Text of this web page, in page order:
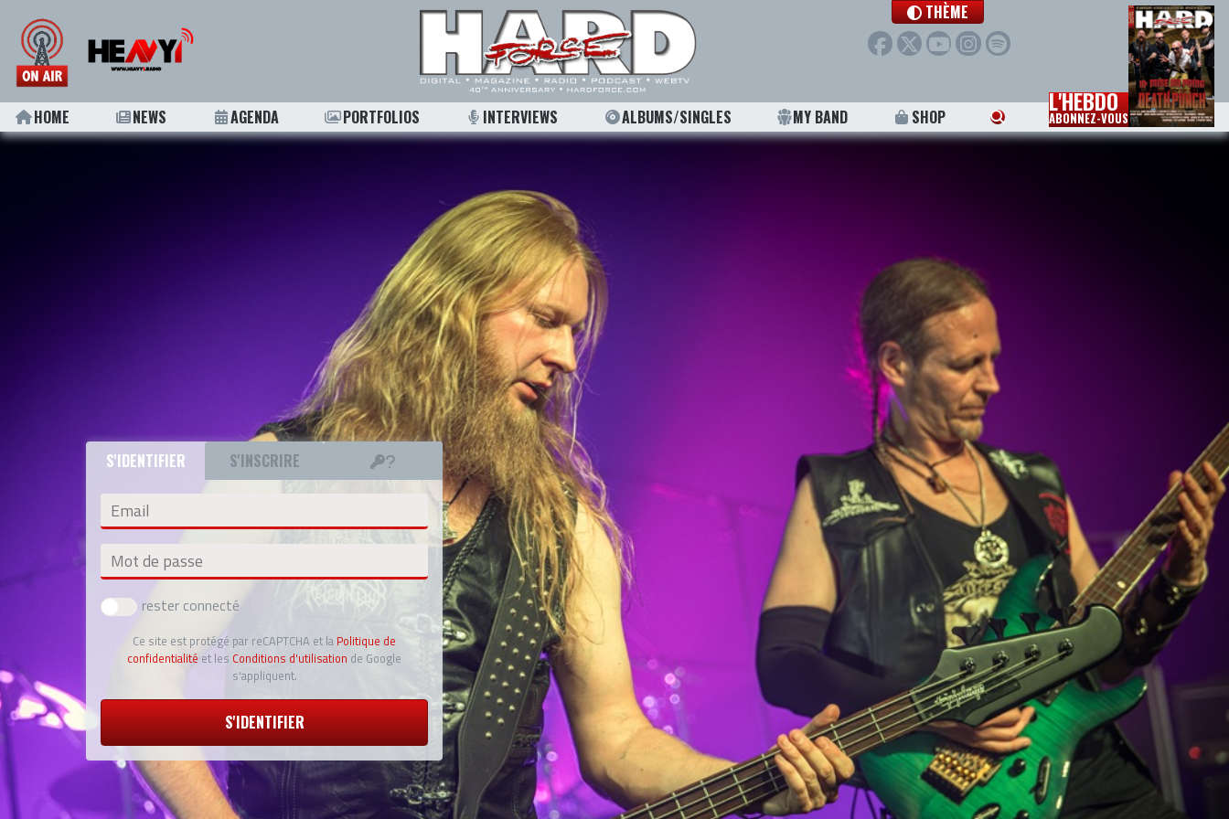
THÈME
HOME NEWS AGENDA PORTFOLIOS INTERVIEWS ALBUMS/SINGLES MY BAND SHOP L'HEBDO
ABONNEZ-VOUS
S'IDENTIFIER S'INSCRIRE
Email
Mot de passe
rester connecté
Ce site est protégé par reCAPTCHA et la Politique de
confidentialité et les Conditions d'utilisation de Google
s'appliquent.
S'IDENTIFIER